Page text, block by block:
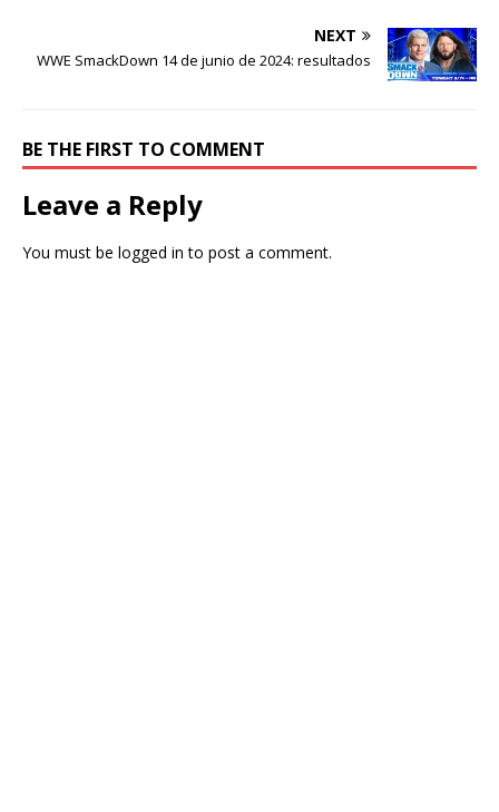
NEXT
WWE SmackDown 14 de junio de 2024: resultados
BE THE FIRST TO COMMENT
Leave a Reply
You must be logged in to post a comment.